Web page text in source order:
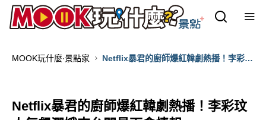
MOOK玩什麼‧景點家
Netflix暴君的廚師爆紅韓劇熱播！李彩玟
Netflix暴君的廚師爆紅韓劇熱播！李彩玟